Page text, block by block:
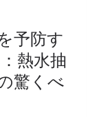
予防す
熱水抽
驚くべ